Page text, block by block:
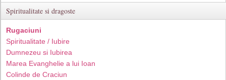
Spiritualitate si dragoste
Rugaciuni
Spiritualitate / Iubire
Dumnezeu si Iubirea
Marea Evanghelie a lui Ioan
Colinde de Craciun